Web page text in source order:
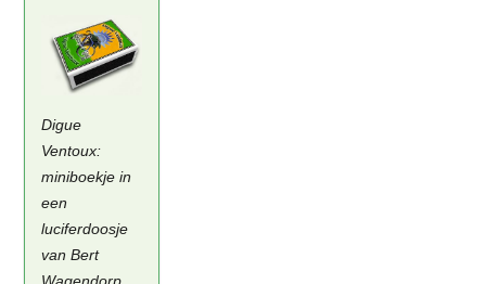
Digue
Ventoux:
miniboekje in
een
luciferdoosje
van Bert
Wagendorp